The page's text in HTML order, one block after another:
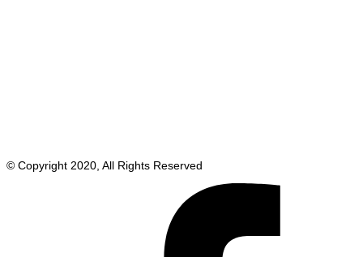
© Copyright 2020, All Rights Reserved